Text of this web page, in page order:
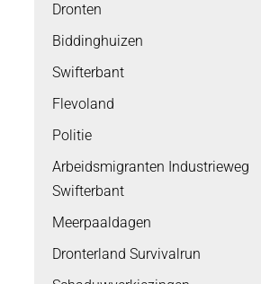
Dronten
Biddinghuizen
Swifterbant
Flevoland
Politie
Arbeidsmigranten Industrieweg
Swifterbant
Meerpaaldagen
Dronterland Survivalrun